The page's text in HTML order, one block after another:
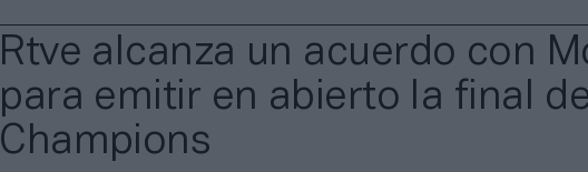
Rtve alcanza un acuerdo con
para emitir en abierto la final
Champions